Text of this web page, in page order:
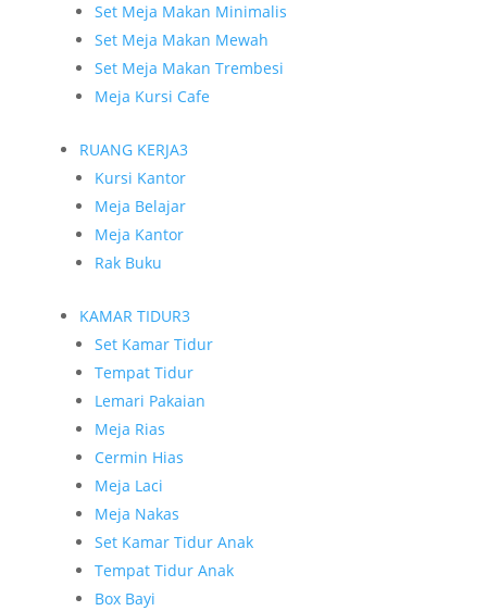
Set Meja Makan Minimalis
Set Meja Makan Mewah
Set Meja Makan Trembesi
Meja Kursi Cafe
RUANG KERJA3
Kursi Kantor
Meja Belajar
Meja Kantor
Rak Buku
KAMAR TIDUR3
Set Kamar Tidur
Tempat Tidur
Lemari Pakaian
Meja Rias
Cermin Hias
Meja Laci
Meja Nakas
Set Kamar Tidur Anak
Tempat Tidur Anak
Box Bayi